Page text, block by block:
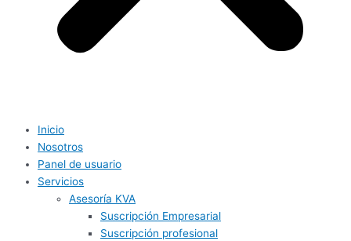
Inicio
Nosotros
Panel de usuario
Servicios
Asesoría KVA
Suscripción Empresarial
Suscripción profesional